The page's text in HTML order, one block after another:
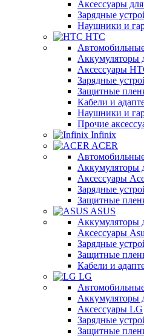
Аксессуары
Зарядные
Наушники и
HTC
Аккумуляторы
Аксессуары
Зарядные
Защитные
Кабели и
Наушники и
Прочие
Infinix
ACER
Аккумуляторы
Аксессуары
Зарядные
Защитные
ASUS
Аккумуляторы
Аксессуары
Зарядные
Защитные
Кабели и
LG
Аккумуляторы
Аксессуары LG
Зарядные
Защитные